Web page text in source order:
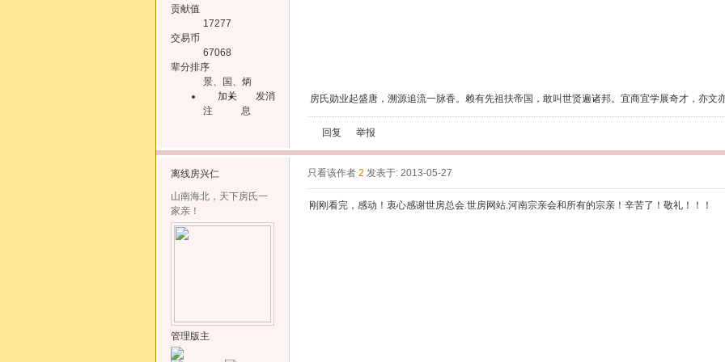
贡献值
17277
交易币
67068
辈分排序
景、国、炳
加关
注
发消
息
房氏勋业起盛唐，溯源追流一脉香。赖有先祖扶帝国，敢叫世贤遍诸邦。宜商宜学展奇才，亦文
回复 举报
离线房兴仁
山南海北，天下房氏一
家亲！
管理版主
只看该作者 2 发表于: 2013-05-27
刚刚看完，感动！衷心感谢世房总会.世房网站.河南宗亲会和所有的宗亲！辛苦了！敬礼！！！